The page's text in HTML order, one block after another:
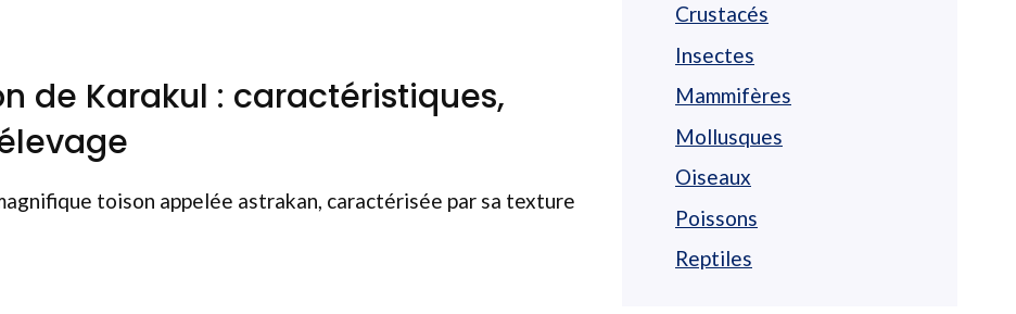
de Karakul : caractéristiques,
toison appelée astrakan, caractérisée par sa texture
Crustacés
Insectes
Mammifères
Mollusques
Oiseaux
Poissons
Reptiles